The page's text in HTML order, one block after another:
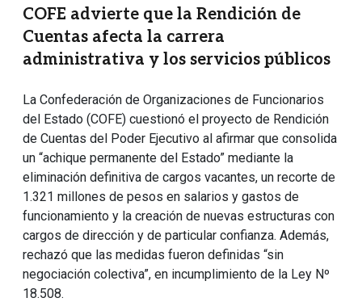
COFE advierte que la Rendición de
Cuentas afecta la carrera
administrativa y los servicios públicos
La Confederación de Organizaciones de Funcionarios
del Estado (COFE) cuestionó el proyecto de Rendición
de Cuentas del Poder Ejecutivo al afirmar que consolida
un “achique permanente del Estado” mediante la
eliminación definitiva de cargos vacantes, un recorte de
1.321 millones de pesos en salarios y gastos de
funcionamiento y la creación de nuevas estructuras con
cargos de dirección y de particular confianza. Además,
rechazó que las medidas fueron definidas “sin
negociación colectiva”, en incumplimiento de la Ley Nº
18.508.